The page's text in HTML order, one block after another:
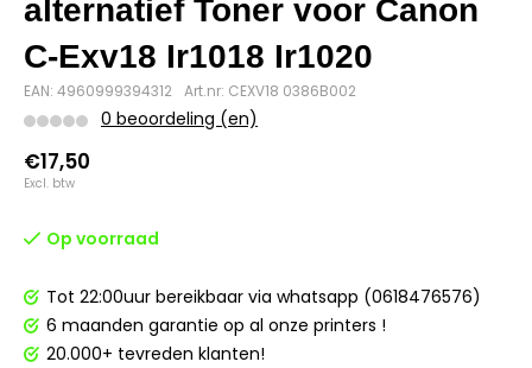
alternatief Toner voor Canon
C-Exv18 Ir1018 Ir1020
EAN: 4960999394312 Art.nr: CEXV18 0386B002
0 beoordeling (en)
€17,50
Excl. btw
Op voorraad
Tot 22:00uur bereikbaar via whatsapp (0618476576)
6 maanden garantie op al onze printers !
20.000+ tevreden klanten!